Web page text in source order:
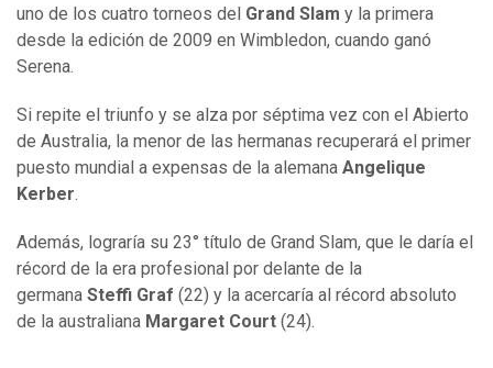
uno de los cuatro torneos del Grand Slam y la primera
desde la edición de 2009 en Wimbledon, cuando ganó
Serena.
Si repite el triunfo y se alza por séptima vez con el Abierto
de Australia, la menor de las hermanas recuperará el primer
puesto mundial a expensas de la alemana Angelique
Kerber.
Además, lograría su 23° título de Grand Slam, que le daría el
récord de la era profesional por delante de la
germana Steffi Graf (22) y la acercaría al récord absoluto
de la australiana Margaret Court (24).